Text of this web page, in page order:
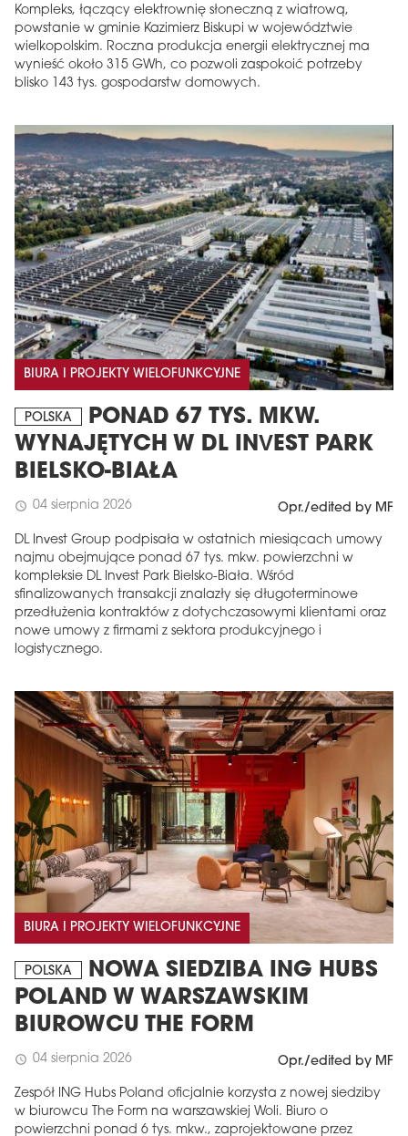
Kompleks, łączący elektrownię słoneczną z wiatrową,
powstanie w gminie Kazimierz Biskupi w województwie
wielkopolskim. Roczna produkcja energii elektrycznej ma
wynieść około 315 GWh, co pozwoli zaspokoić potrzeby
blisko 143 tys. gospodarstw domowych.
BIURA I PROJEKTY WIELOFUNKCYJNE
POLSKA
PONAD 67 TYS. MKW.
WYNAJĘTYCH W DL INVEST PARK
BIELSKO-BIAŁA
schedule 04 sierpnia 2026 Opr./edited by MF
DL Invest Group podpisała w ostatnich miesiącach umowy
najmu obejmujące ponad 67 tys. mkw. powierzchni w
kompleksie DL Invest Park Bielsko-Biała. Wśród
sfinalizowanych transakcji znalazły się długoterminowe
przedłużenia kontraktów z dotychczasowymi klientami oraz
nowe umowy z firmami z sektora produkcyjnego i
logistycznego.
BIURA I PROJEKTY WIELOFUNKCYJNE
POLSKA
NOWA SIEDZIBA ING HUBS
POLAND W WARSZAWSKIM
BIUROWCU THE FORM
schedule 04 sierpnia 2026 Opr./edited by MF
Zespół ING Hubs Poland oficjalnie korzysta z nowej siedziby
w biurowcu The Form na warszawskiej Woli. Biuro o
powierzchni ponad 6 tys. mkw., zaprojektowane przez